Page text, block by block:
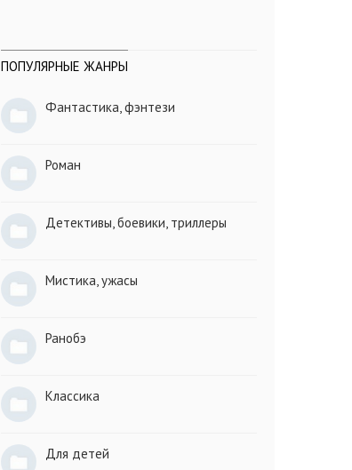
ПОПУЛЯРНЫЕ ЖАНРЫ
Фантастика, фэнтези
Роман
Детективы, боевики, триллеры
Мистика, ужасы
Ранобэ
Классика
Для детей